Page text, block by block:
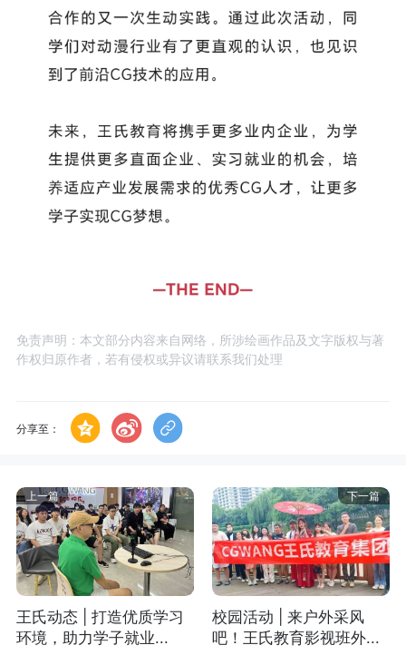
免责声明：本文部分内容来自网络，所涉绘画作品及文字版权与著
作权归原作者，若有侵权或异议请联系我们处理
分享至：
上一篇
王氏动态 | 打造优质学习
环境，助力学子就业...
下一篇
校园活动 | 来户外采风
吧！王氏教育影视班外...